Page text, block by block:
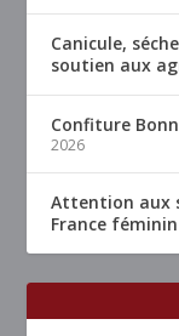
Canicule,
soutien aux
Confiture
2026
Attention aux
France